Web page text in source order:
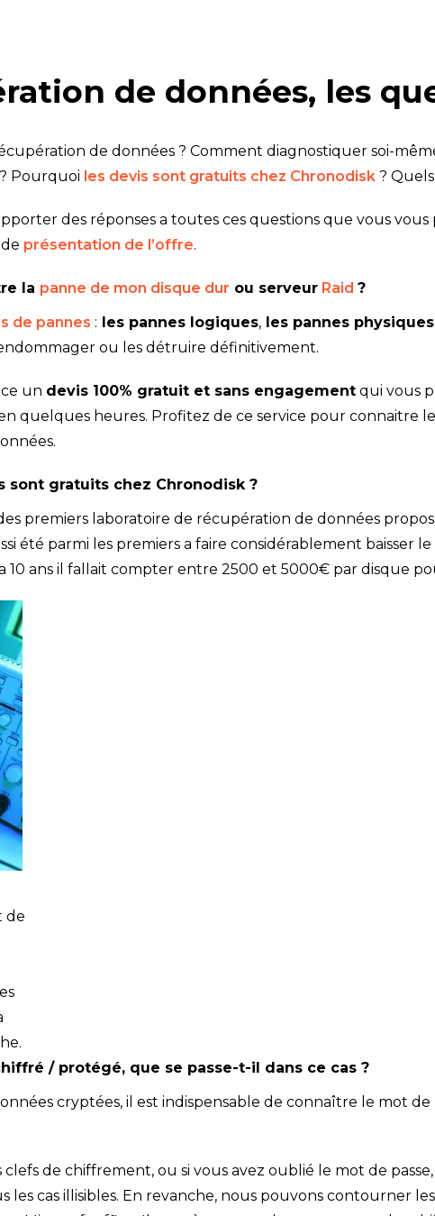
de données, les
de données ? Comment diagnostiquer soi-
Pourquoi les devis sont gratuits chez Chronodisk ?
des réponses a toutes ces questions que vous
présentation de l’offre.
la panne de mon disque dur ou serveur Raid ?
de pannes : les pannes logiques, les pannes physiques
ou les détruire définitivement.
un devis 100% gratuit et sans engagement qui vous
en quelques heures. Profitez de ce service pour connaitre
sont gratuits chez Chronodisk ?
premiers laboratoire de récupération de données
été parmi les premiers a faire considérablement
10 ans il fallait compter entre 2500 et 5000€ par disque
de
/ protégé, que se passe-t-il dans ce cas ?
cryptées, il est indispensable de connaître le mot
clefs de chiffrement, ou si vous avez oublié le mot de
les cas illisibles. En revanche, nous pouvons contourner